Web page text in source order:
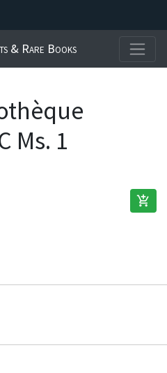
& Rare Books
Ms. 1
add_shopping_cart